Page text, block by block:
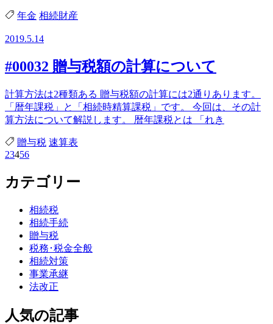
年金 相続財産
2019.5.14
#00032 贈与税額の計算について
計算方法は2種類ある 贈与税額の計算には2通りあります。
「暦年課税」と「相続時精算課税」です。 今回は、その計
算方法について解説します。 暦年課税とは 「れき
贈与税 速算表
23456
カテゴリー
相続税
相続手続
贈与税
税務･税金全般
相続対策
事業承継
法改正
人気の記事